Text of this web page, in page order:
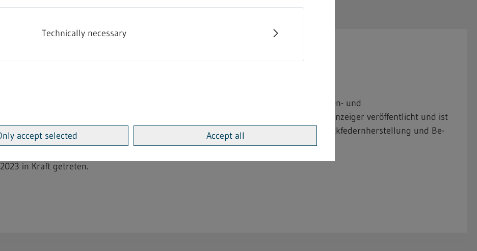
im Heimarbeitsrecht
"Bekanntmachung einer bindenden Festsetzung von Entgelten für die Kunstblumen- und
von Trockenblumen in der Heimarbeit", wurde am 23.01.2024 im Bundesanzeiger veröffentlicht und ist
im Sachgebiet Heimarbeitsrecht unter
4.2.12.9
"Kunstblumen und Schmuckfedernherstellung und Be-
in Kraft getreten.
Technically necessary
accept selected Accept all